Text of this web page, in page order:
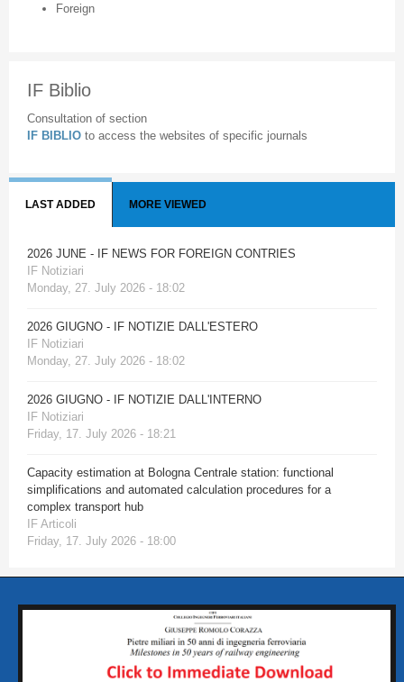
Foreign
IF Biblio
Consultation of section
IF BIBLIO to access the websites of specific journals
LAST ADDED MORE VIEWED
2026 JUNE - IF NEWS FOR FOREIGN CONTRIES
IF Notiziari
Monday, 27. July 2026 - 18:02
2026 GIUGNO - IF NOTIZIE DALL'ESTERO
IF Notiziari
Monday, 27. July 2026 - 18:02
2026 GIUGNO - IF NOTIZIE DALL'INTERNO
IF Notiziari
Friday, 17. July 2026 - 18:21
Capacity estimation at Bologna Centrale station: functional
simplifications and automated calculation procedures for a
complex transport hub
IF Articoli
Friday, 17. July 2026 - 18:00